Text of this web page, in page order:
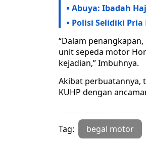
Abuya: Ibadah
Polisi Selidiki
“Dalam
unit sepeda motor
kejadian,” Imbuhnya.
Akibat perbuatannya,
KUHP dengan
Tag: begal motor